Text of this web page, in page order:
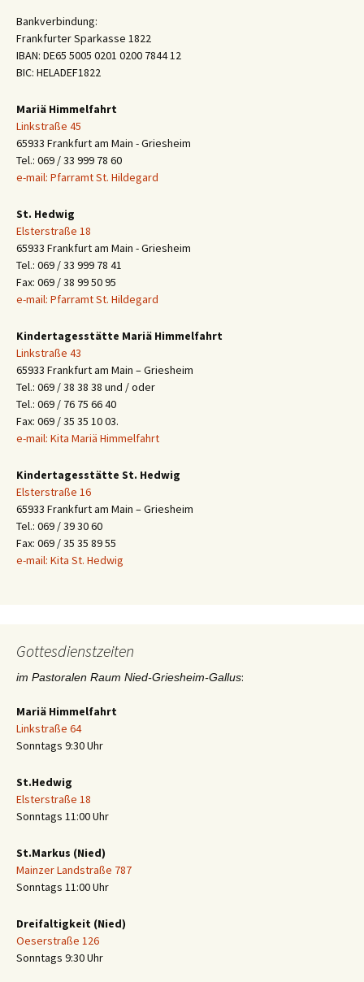
Bankverbindung:
Frankfurter Sparkasse 1822
IBAN: DE65 5005 0201 0200 7844 12
BIC: HELADEF1822
Mariä Himmelfahrt
Linkstraße 45
65933 Frankfurt am Main - Griesheim
Tel.: 069 / 33 999 78 60
e-mail: Pfarramt St. Hildegard
St. Hedwig
Elsterstraße 18
65933 Frankfurt am Main - Griesheim
Tel.: 069 / 33 999 78 41
Fax: 069 / 38 99 50 95
e-mail: Pfarramt St. Hildegard
Kindertagesstätte Mariä Himmelfahrt
Linkstraße 43
65933 Frankfurt am Main – Griesheim
Tel.: 069 / 38 38 38 und / oder
Tel.: 069 / 76 75 66 40
Fax: 069 / 35 35 10 03.
e-mail: Kita Mariä Himmelfahrt
Kindertagesstätte St. Hedwig
Elsterstraße 16
65933 Frankfurt am Main – Griesheim
Tel.: 069 / 39 30 60
Fax: 069 / 35 35 89 55
e-mail: Kita St. Hedwig
Gottesdienstzeiten
im Pastoralen Raum Nied-Griesheim-Gallus:
Mariä Himmelfahrt
Linkstraße 64
Sonntags 9:30 Uhr
St.Hedwig
Elsterstraße 18
Sonntags 11:00 Uhr
St.Markus (Nied)
Mainzer Landstraße 787
Sonntags 11:00 Uhr
Dreifaltigkeit (Nied)
Oeserstraße 126
Sonntags 9:30 Uhr